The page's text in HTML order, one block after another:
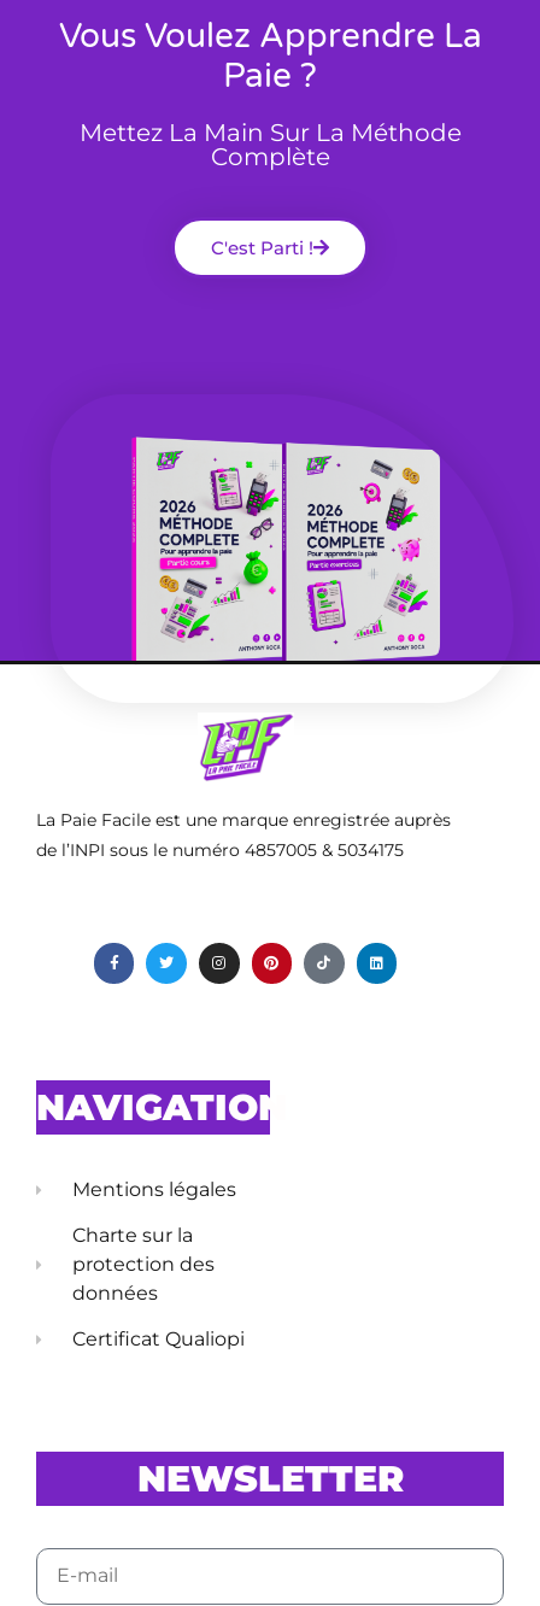
Vous Voulez Apprendre La
Paie ?
Mettez La Main Sur La Méthode
Complète
C'est Parti !
La Paie Facile est une marque enregistrée auprès
de l’INPI sous le numéro 4857005 & 5034175
NAVIGATION
Mentions légales
Charte sur la
protection des
données
Certificat Qualiopi
NEWSLETTER